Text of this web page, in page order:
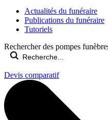
Actualités du funéraire
Publications du funéraire
Tutoriels
Rechercher des pompes
Devis comparatif